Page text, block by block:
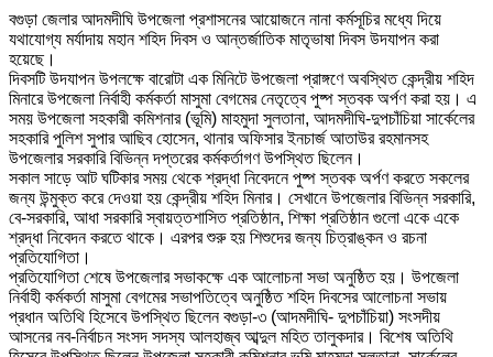
বগুড়া জেলার আদমদীঘি উপজেলা প্রশাসনের আয়োজনে নানা কর্মসূচির মধ্যে দিয়ে
যথাযোগ্য মর্যাদায় মহান শহিদ দিবস ও আন্তর্জাতিক মাতৃভাষা দিবস উদযাপন করা
হয়েছে।
দিবসটি উদযাপন উপলক্ষে বারোটা এক মিনিটে উপজেলা প্রাঙ্গণে অবস্থিত কেন্দ্রীয় শহিদ
মিনারে উপজেলা নির্বাহী কর্মকর্তা মাসুমা বেগমের নেতৃত্বে পুষ্প স্তবক অর্পণ করা হয়। এ
সময় উপজেলা সহকারী কমিশনার (ভূমি) মাহমুদা সুলতানা, আদমদীঘি-দুপচাঁচিয়া সার্কেলের
সহকারি পুলিশ সুপার আছিব হোসেন, থানার অফিসার ইনচার্জ আতাউর রহমানসহ
উপজেলার সরকারি বিভিন্ন দপ্তরের কর্মকর্তাগণ উপস্থিত ছিলেন।
সকাল সাড়ে আট ঘটিকার সময় থেকে শ্রদ্ধা নিবেদনে পুষ্প স্তবক অর্পণ করতে সকলের
জন্য উন্মুক্ত করে দেওয়া হয় কেন্দ্রীয় শহিদ মিনার। সেখানে উপজেলার বিভিন্ন সরকারি,
বে-সরকারি, আধা সরকারি স্বায়ত্তশাসিত প্রতিষ্ঠান, শিক্ষা প্রতিষ্ঠান গুলো একে একে
শ্রদ্ধা নিবেদন করতে থাকে। এরপর শুরু হয় শিশুদের জন্য চিত্রাঙ্কন ও রচনা
প্রতিযোগিতা।
প্রতিযোগিতা শেষে উপজেলার সভাকক্ষে এক আলোচনা সভা অনুষ্ঠিত হয়। উপজেলা
নির্বাহী কর্মকর্তা মাসুমা বেগমের সভাপতিত্বে অনুষ্ঠিত শহিদ দিবসের আলোচনা সভায়
প্রধান অতিথি হিসেবে উপস্থিত ছিলেন বগুড়া-৩ (আদমদীঘি- দুপচাঁচিয়া) সংসদীয়
আসনের নব-নির্বাচন সংসদ সদস্য আলহাজ্ব আব্দুল মহিত তালুকদার। বিশেষ অতিথি